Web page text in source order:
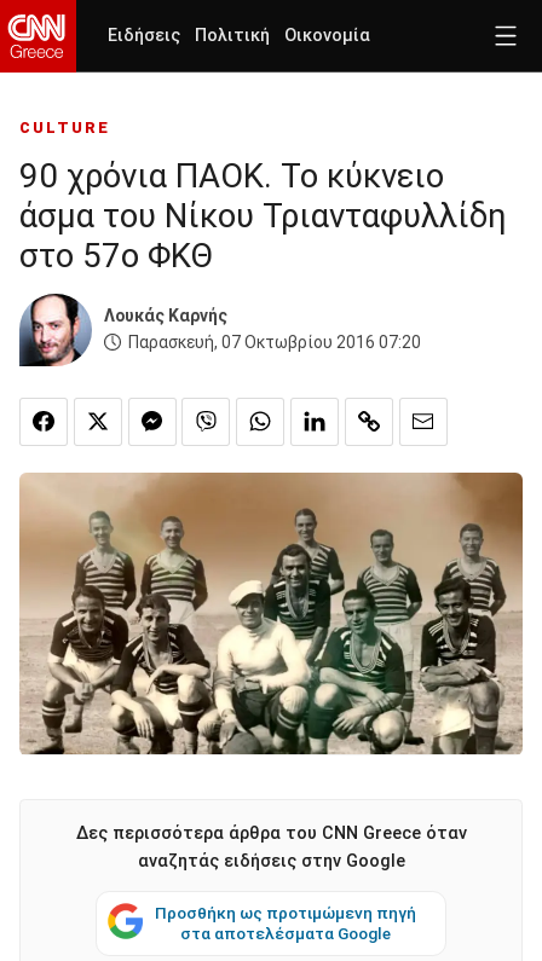
Ειδήσεις Πολιτική Οικονομία
CULTURE
90 χρόνια ΠΑΟΚ. Το κύκνειο
άσμα του Νίκου Τριανταφυλλίδη
στο 57ο ΦΚΘ
Λουκάς Καρνής
Παρασκευή, 07 Οκτωβρίου 2016 07:20
Δες περισσότερα άρθρα του CNN Greece όταν
αναζητάς ειδήσεις στην Google
Προσθήκη ως προτιμώμενη πηγή
στα αποτελέσματα Google